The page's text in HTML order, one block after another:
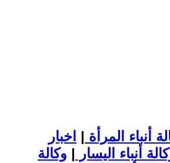
أنباء المرأة | اخبار
أنباء اليسار | وكالة